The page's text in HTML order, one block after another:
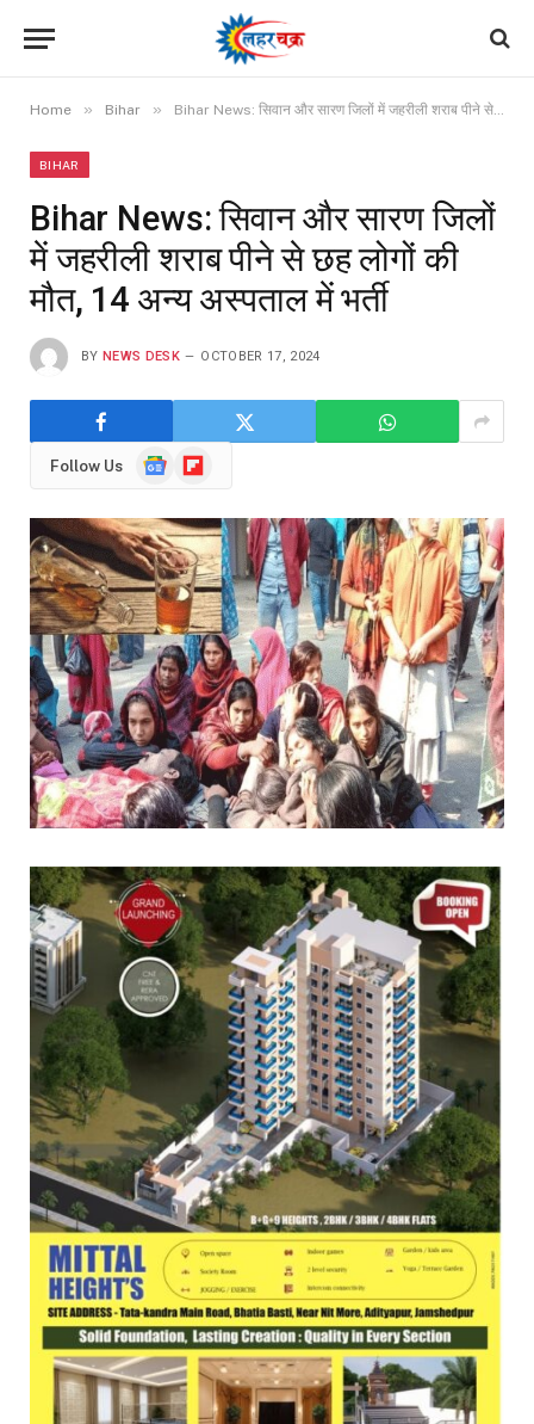
Home » Bihar » Bihar News: सिवान और सारण जिलों में जहरीली शराब पीने से छह लोगों की मौत, 14 अन्य अस्पताल में भर्ती
BIHAR
Bihar News: सिवान और सारण जिलों
में जहरीली शराब पीने से छह लोगों की
मौत, 14 अन्य अस्पताल में भर्ती
BY NEWS DESK OCTOBER 17, 2024
Follow Us
GoogleFlipboard